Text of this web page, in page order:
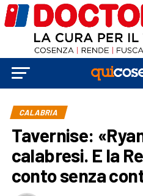
CALABRIA
Tavernise:
calabresi. E la
conto senza